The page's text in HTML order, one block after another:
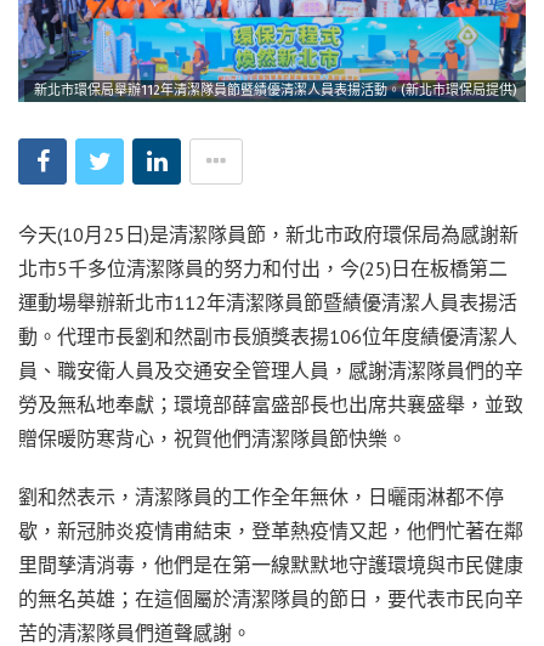
新北市環保局舉辦112年清潔隊員節暨績優清潔人員表揚活動。(新北市環保局提供)
今天(10月25日)是清潔隊員節，新北市政府環保局為感謝新
北市5千多位清潔隊員的努力和付出，今(25)日在板橋第二
運動場舉辦新北市112年清潔隊員節暨績優清潔人員表揚活
動。代理市長劉和然副市長頒獎表揚106位年度績優清潔人
員、職安衛人員及交通安全管理人員，感謝清潔隊員們的辛
勞及無私地奉獻；環境部薛富盛部長也出席共襄盛舉，並致
贈保暖防寒背心，祝賀他們清潔隊員節快樂。
劉和然表示，清潔隊員的工作全年無休，日曬雨淋都不停
歇，新冠肺炎疫情甫結束，登革熱疫情又起，他們忙著在鄰
里間孳清消毒，他們是在第一線默默地守護環境與市民健康
的無名英雄；在這個屬於清潔隊員的節日，要代表市民向辛
苦的清潔隊員們道聲感謝。